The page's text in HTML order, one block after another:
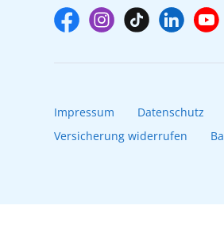
Impressum Datenschutz
Versicherung widerrufen